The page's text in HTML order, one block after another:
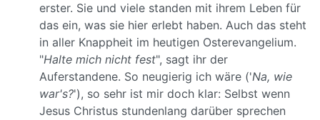
erster. Sie und viele standen mit ihrem Leben für
das ein, was sie hier erlebt haben. Auch das steht
in aller Knappheit im heutigen Osterevangelium.
"Halte mich nicht fest", sagt ihr der
Auferstandene. So neugierig ich wäre ('Na, wie
war's?'), so sehr ist mir doch klar: Selbst wenn
Jesus Christus stundenlang darüber sprechen